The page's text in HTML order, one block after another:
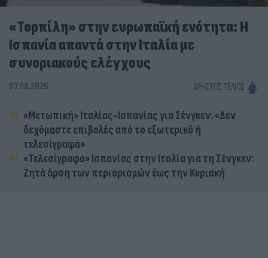
«Τορπίλη» στην ευρωπαϊκή ενότητα: Η
Ισπανία απαντά στην Ιταλία με
συνοριακούς ελέγχους
07.08.2026 ΧΡΉΣΤΟΣ ΤΈΛΙΟΣ
«Μετωπική» Ιταλίας-Ισπανίας για Σένγκεν: «Δεν
δεχόμαστε επιβολές από το εξωτερικό ή
τελεσίγραφα»
«Τελεσίγραφο» Ισπανίας στην Ιταλία για τη Σένγκεν:
Ζητά άρση των περιορισμών έως την Κυριακή